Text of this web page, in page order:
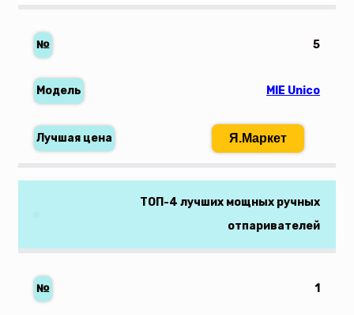
5
MIE Unico
Я.Маркет
ТОП-4 лучших мощных ручных
отпаривателей
1